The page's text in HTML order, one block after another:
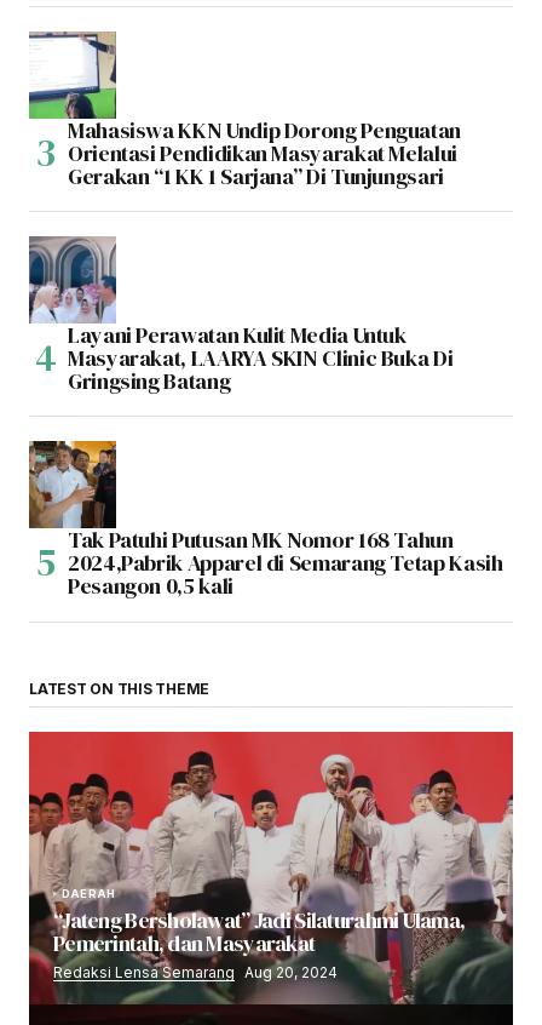
Mahasiswa KKN Undip Dorong Penguatan
Orientasi Pendidikan Masyarakat Melalui
Gerakan “1 KK 1 Sarjana” Di Tunjungsari
Layani Perawatan Kulit Media Untuk
Masyarakat, LAARYA SKIN Clinic Buka Di
Gringsing Batang
Tak Patuhi Putusan MK Nomor 168 Tahun
2024,Pabrik Apparel di Semarang Tetap Kasih
Pesangon 0,5 kali
LATEST ON THIS THEME
DAERAH
“Jateng Bersholawat” Jadi Silaturahmi Ulama,
Pemerintah, dan Masyarakat
Redaksi Lensa Semarang Aug 20, 2024